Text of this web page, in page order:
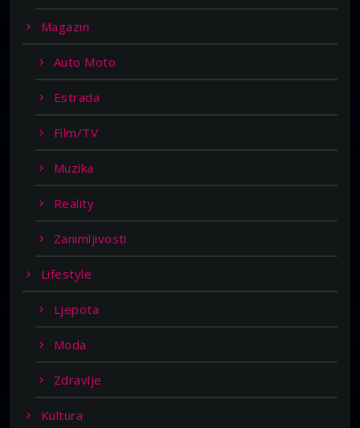
Magazin
Auto Moto
Estrada
Film/TV
Muzika
Reality
Zanimljivosti
Lifestyle
Ljepota
Moda
Zdravlje
Kultura